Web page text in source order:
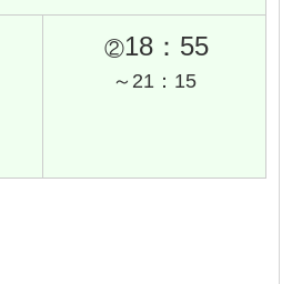
②18：55
～21：15